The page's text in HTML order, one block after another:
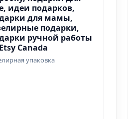
идеи подарков,
для мамы,
подарки,
ручной работы
Canada
упаковка